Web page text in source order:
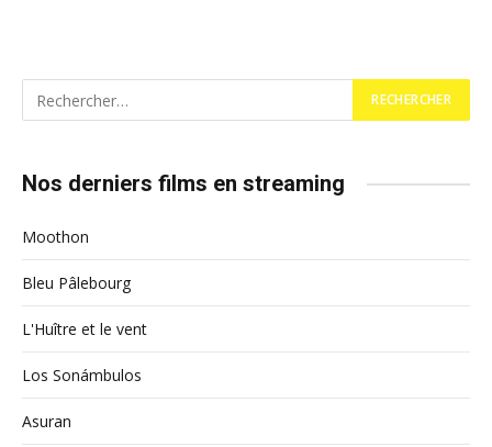
Nos derniers films en streaming
Moothon
Bleu Pâlebourg
L'Huître et le vent
Los Sonámbulos
Asuran